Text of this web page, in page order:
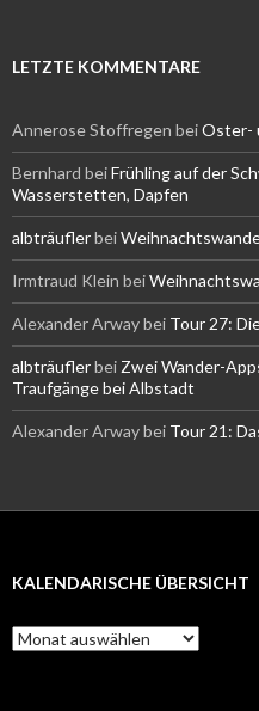
LETZTE KOMMENTARE
Annerose Stoffregen beiOster-
Bernhard beiFrühling auf der
Wasserstetten, Dapfen
albträuflerbei
Irmtraud Klein bei
Alexander Arwaybei Tour 27:
albträuflerbei Zwei Wander-
Traufgänge bei Albstadt
Alexander Arwaybei Tour 21:
KALENDARISCHE ÜBERSICHT
Kalendarische
Übersicht